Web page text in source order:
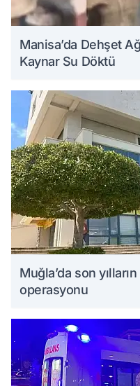
Manisa’da Dehşet
Kaynar Su Döktü
Muğla’da son
operasyonu